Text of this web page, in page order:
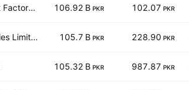
Maple Leaf Cement Factory Ltd 106.92 B PKR 102.07 PKR
Lucky Core Industries Limited 105.7 B PKR 228.90 PKR
105.32 B PKR 987.87 PKR